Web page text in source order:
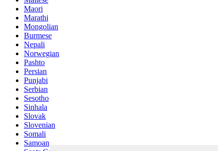
Maori
Marathi
Mongolian
Burmese
Nepali
Norwegian
Pashto
Persian
Punjabi
Serbian
Sesotho
Sinhala
Slovak
Slovenian
Somali
Samoan